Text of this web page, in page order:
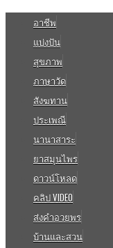
อาชีพ
แบ่งปัน
สุขภาพ
ภาษาวัด
สังฆทาน
ประเพณี
นานาสาระ
ยาสมุนไพร
ดาวน์โหลด
คลิป VIDEO
ส่งคำอวยพร
บ้านและสวน